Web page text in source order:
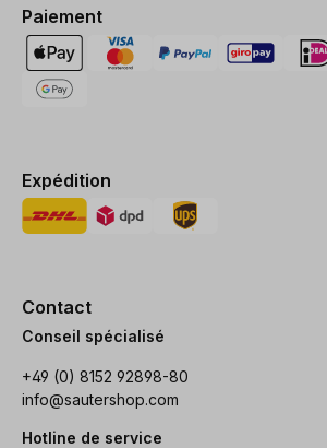
Paiement
Expédition
Contact
Conseil spécialisé
+49 (0) 8152 92898-80
info@sautershop.com
Hotline de service